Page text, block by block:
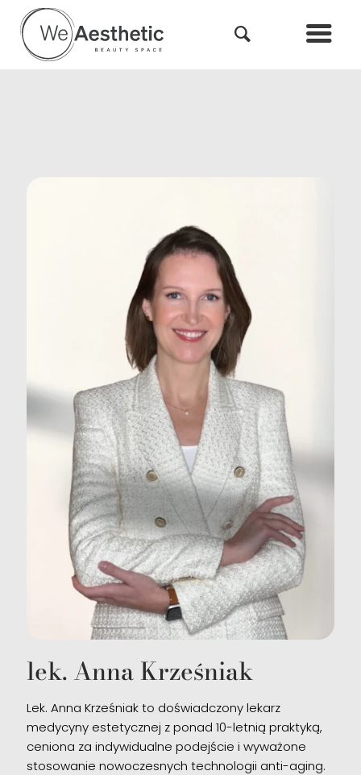
lek. Anna Krześniak
Lek. Anna Krześniak to doświadczony lekarz
medycyny estetycznej z ponad 10-letnią praktyką,
ceniona za indywidualne podejście i wyważone
stosowanie nowoczesnych technologii anti-aging.